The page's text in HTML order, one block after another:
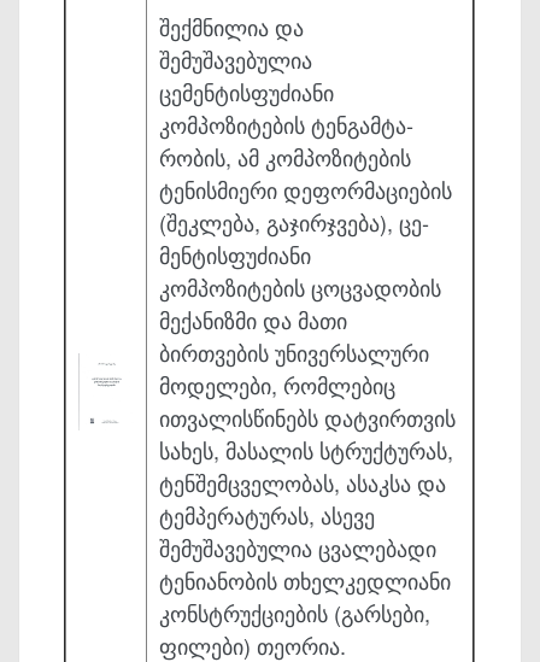
შექმნილია და
შემუშავებულია
ცემენტისფუძიანი
კომპოზიტების ტენგამტა­
რობის, ამ კომპოზიტების
ტენისმიერი დეფორმაციების
(შეკლება, გაჯირჯვება), ცე­
მენტისფუძიანი
კომპოზიტების ცოცვადობის
მექანიზმი და მათი
ბირთვების უნი­ვერ­სალური
მოდელები, რომლებიც
ითვალისწინებს დატვირთვის
სახეს, მასალის სტრუქტურას,
ტენშემცველობას, ასაკსა და
ტემპერატურას, ასევე
შემუშავებულია ცვა­ლებადი
ტენიანობის თხელკედლიანი
კონსტრუქციების (გარსები,
ფილები) თეო­რია.